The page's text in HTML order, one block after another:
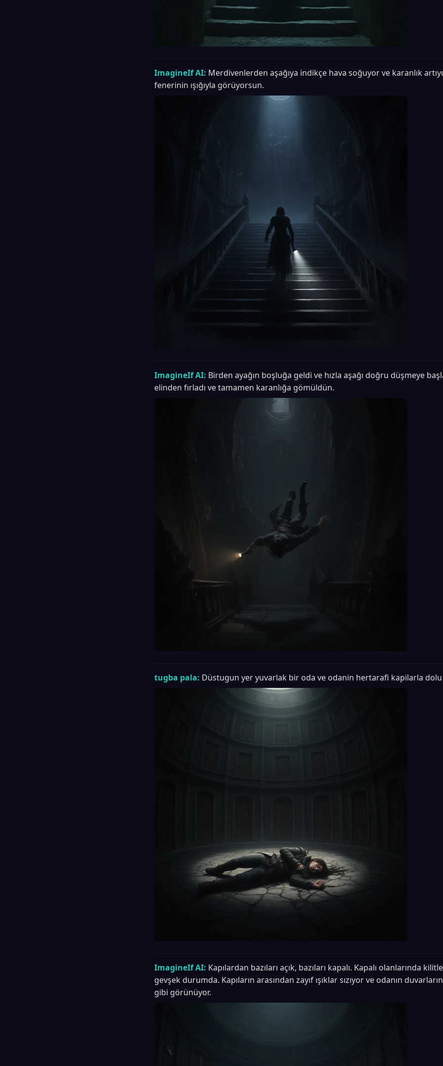
ImagineIf AI: Merdivenlerden aşağıya indikçe hava soğuyor ve karanlık
fenerinin ışığıyla görüyorsun.
ImagineIf AI: Birden ayağın boşluğa geldi ve hızla aşağı doğru düşmeye
elinden fırladı ve tamamen karanlığa gömüldün.
tugba pala: Düstugun yer yuvarlak bir oda ve odanin hertarafi kapilarla dolu
ImagineIf AI: Kapılardan bazıları açık, bazıları kapalı. Kapalı olanlarında
gevşek durumda. Kapıların arasından zayıf ışıklar sızıyor ve odanın
gibi görünüyor.